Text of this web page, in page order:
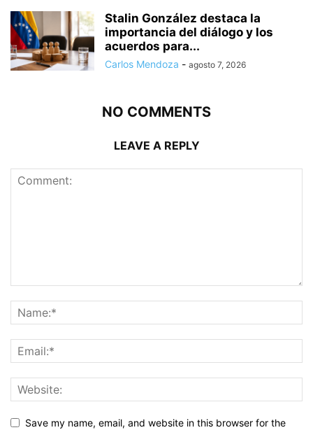
Stalin González destaca la
importancia del diálogo y los
acuerdos para...
Carlos Mendoza - agosto 7, 2026
NO COMMENTS
LEAVE A REPLY
Save my name, email, and website in this browser for the